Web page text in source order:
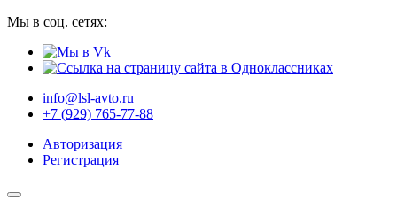
Мы в соц. сетях:
info@lsl-avto.ru
+7 (929) 765-77-88
Авторизация
Регистрация